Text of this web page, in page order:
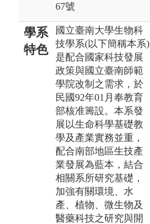
67號
學系
特色
國立臺南大學生物科
技學系(以下簡稱本系)
是配合國家科技發展
政策與國立臺南師範
學院改制之需求，於
民國92年01月奉教育
部核准籌設。本系發
展以生命科學基礎教
學及產業實務並重，
配合南部地區生技產
業發展為藍本，結合
相關系所研究基礎，
加強有關環境、水
產、植物、微生物及
醫藥科技之研究與開